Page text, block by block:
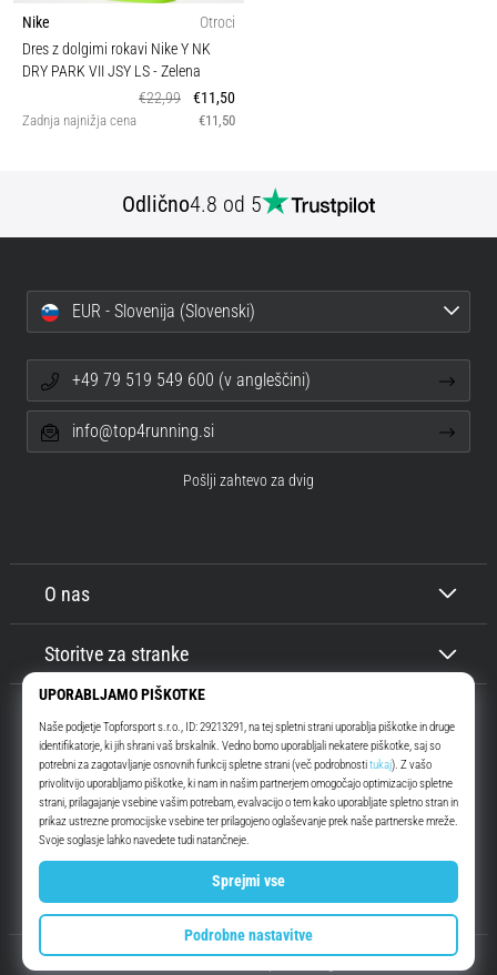
Nike
Otroci
Dres z dolgimi rokavi Nike Y NK
DRY PARK VII JSY LS- Zelena
€22,99
€11,50
Zadnja najnižja cena €11,50
Odlično4.8 od 5
Top4Running.si
Že več kot 16 let vas motiviramo, da se odpravite ven in tečete. Hitreje. Z
nami. Vsak dan.
InstagramYouTube
O nas
Storitve za stranke
EUR - Slovenija (Slovenski)
+49 79 519 549 600 (v angleščini)
info@top4running.si
Pošlji zahtevo za dvig